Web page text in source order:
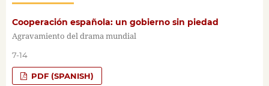
Cooperación española: un gobierno sin piedad
Agravamiento del drama mundial
7-14
PDF (SPANISH)